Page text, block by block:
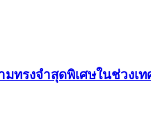
ทรงจำสุดพิเศษในช่วง